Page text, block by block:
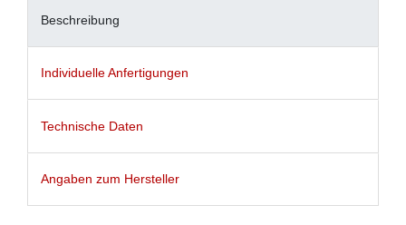
Beschreibung
Individuelle Anfertigungen
Technische Daten
Angaben zum Hersteller